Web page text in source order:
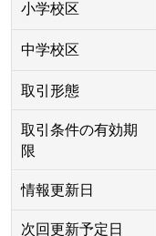
小学校区
中学校区
取引形態
取引条件の有効期
限
情報更新日
次回更新予定日